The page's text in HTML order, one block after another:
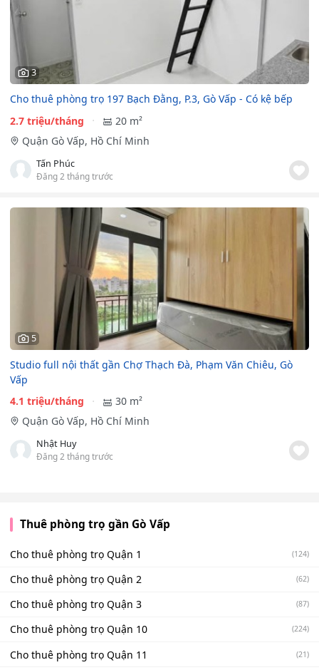
3
Cho thuê phòng trọ 197 Bạch Đằng, P.3, Gò Vấp - Có kệ bếp
2.7 triệu/tháng
20 m²
Quận Gò Vấp, Hồ Chí Minh
Tấn Phúc
Đăng 2 tháng trước
5
Studio full nội thất gần Chợ Thạch Đà, Phạm Văn Chiêu, Gò
Vấp
4.1 triệu/tháng
30 m²
Quận Gò Vấp, Hồ Chí Minh
Nhật Huy
Đăng 2 tháng trước
Thuê phòng trọ gần Gò Vấp
Cho thuê phòng trọ Quận 1 (124)
Cho thuê phòng trọ Quận 2 (62)
Cho thuê phòng trọ Quận 3 (87)
Cho thuê phòng trọ Quận 10 (224)
Cho thuê phòng trọ Quận 11 (21)